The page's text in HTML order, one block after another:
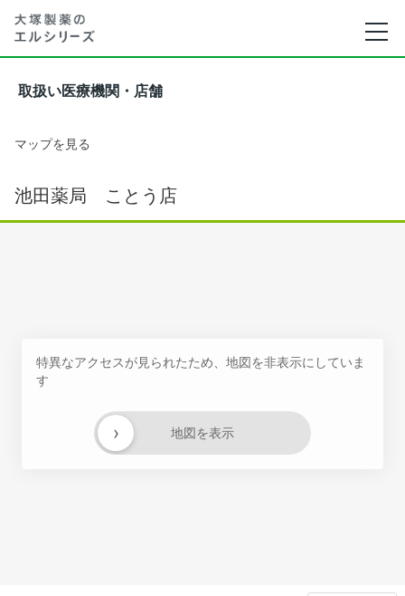
取扱い医療機関・店舗
マップを見る
池田薬局 ことう店
特異なアクセスが見られたため、地図を非表示にしていま
す
地図を表示
›